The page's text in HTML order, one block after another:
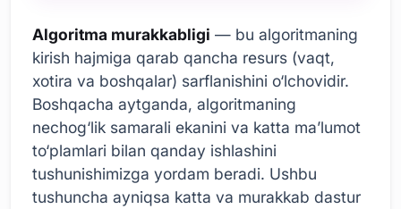
Algoritma murakkabligi — bu algoritmaning
kirish hajmiga qarab qancha resurs (vaqt,
xotira va boshqalar) sarflanishini o‘lchovidir.
Boshqacha aytganda, algoritmaning
nechog‘lik samarali ekanini va katta ma’lumot
to‘plamlari bilan qanday ishlashini
tushunishimizga yordam beradi. Ushbu
tushuncha ayniqsa katta va murakkab dastur